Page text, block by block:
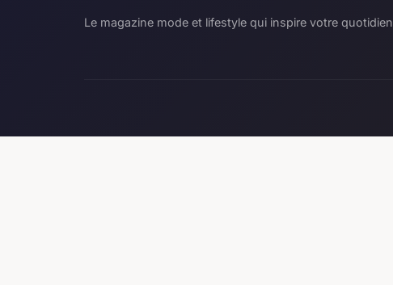
Le magazine mode et lifestyle qui inspire votre quotidien